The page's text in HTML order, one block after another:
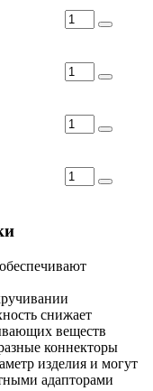
снижает
веществ
коннекторы
изделия и могут
адапторами